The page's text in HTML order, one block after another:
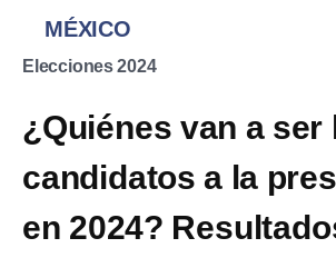
MÉXICO
Elecciones 2024
¿Quiénes van a ser
candidatos a la
en 2024?